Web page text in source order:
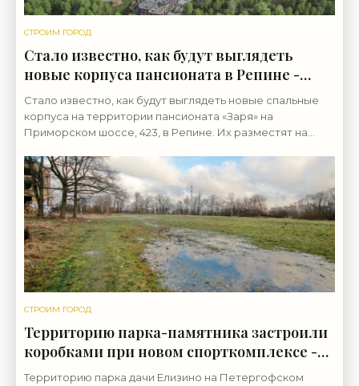
СТРОИМ ГОРОД
Стало известно, как будут выглядеть
новые корпуса пансионата в Репине -
«Свежие новости строительства»
Стало известно, как будут выглядеть новые спальные
корпуса на территории пансионата «Заря» на
Приморском шоссе, 423, в Репине. Их разместят на
СТРОИМ ГОРОД
Территорию парка-памятника застроили
коробками при новом спорткомплексе -
«Свежие новости строительства»
Территорию парка дачи Елизино на Петергофском